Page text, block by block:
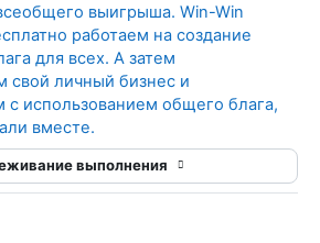
выигрыша. Win-Win
работаем на создание
для всех. А затем
свой личный бизнес и
с использованием общего блага,
вместе.
выполнения